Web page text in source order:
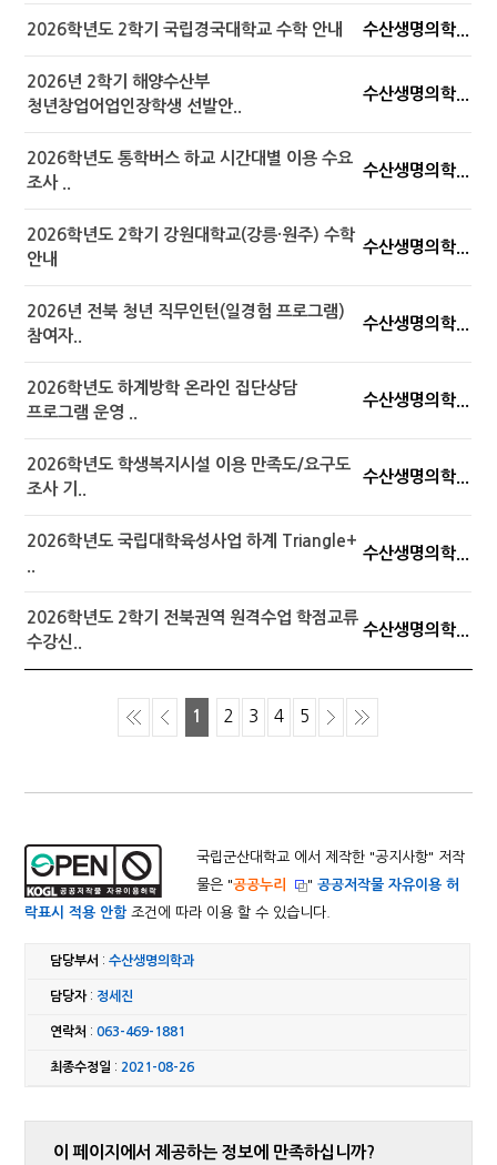
2026학년도 2학기 국립경국대학교 수학 안내 수산생명의학...
2026년 2학기 해양수산부
청년창업어업인장학생 선발안..
수산생명의학...
2026학년도 통학버스 하교 시간대별 이용 수요
조사 ..
수산생명의학...
2026학년도 2학기 강원대학교(강릉·원주) 수학
안내
수산생명의학...
2026년 전북 청년 직무인턴(일경험 프로그램)
참여자..
수산생명의학...
2026학년도 하계방학 온라인 집단상담
프로그램 운영 ..
수산생명의학...
2026학년도 학생복지시설 이용 만족도/요구도
조사 기..
수산생명의학...
2026학년도 국립대학육성사업 하계 Triangle+
수산생명의학...
2026학년도 2학기 전북권역 원격수업 학점교류
수강신..
수산생명의학...
1 2 3 4 5
국립군산대학교 에서 제작한 "공지사항" 저작
물은 "공공누리 "공공저작물 자유이용 허
락표시 적용 안함조건에 따라 이용 할 수 있습니다.
담당부서 :수산생명의학과
담당자: 정세진
연락처 :063-469-1881
최종수정일 : 2021-08-26
이 페이지에서 제공하는 정보에 만족하십니까?